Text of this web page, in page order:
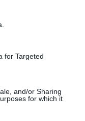
for Targeted
and/or Sharing
for which it
être
dans de
ou maladies